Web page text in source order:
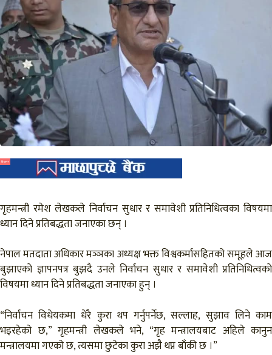
विज्ञापन
गृहमन्त्री रमेश लेखकले निर्वाचन सुधार र समावेशी प्रतिनिधित्वका विषयमा
ध्यान दिने प्रतिबद्धता जनाएका छन् ।
नेपाल मतदाता अधिकार मञ्ञका अध्यक्ष भक्त विश्वकर्मासहितको समूहले आज
बुझाएको ज्ञापनपत्र बुझदै उनले निर्वाचन सुधार र समावेशी प्रतिनिधित्वको
विषयमा ध्यान दिने प्रतिबद्धता जनाएका हुन् ।
“निर्वाचन विधेयकमा धेरै कुरा थप गर्नुपर्नेछ, सल्लाह, सुझाव लिने काम
भइरहेको छ,” गृहमन्त्री लेखकले भने, “गृह मन्त्रालयबाट अहिले कानुन
मन्त्रालयमा गएको छ, त्यसमा छुटेका कुरा अझै थप्न बाँकी छ ।”